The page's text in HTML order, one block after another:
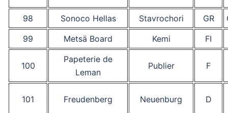
98 Sonoco Hellas Stavrochori GR
99
Metsä Board Kemi FI
100
Papeterie de
Leman
Publier F
101 Freudenberg Neuenburg D